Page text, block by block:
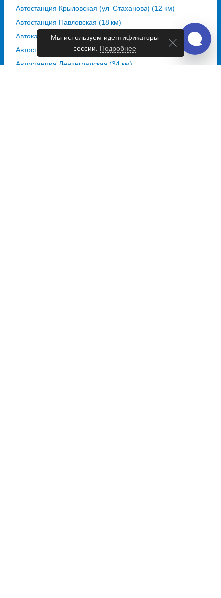
Автостанция Крыловская (ул. Стаханова) (12 км)
Автостанция Павловская (18 км)
Автокасса Павловская (19 км)
Автостанция Старолеушковская (34 км)
Автостанция Ленинградская (34 км)
Мы используем идентификаторы
сессии. Подробнее